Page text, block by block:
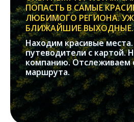
ПОПАСТЬ В САМЫЕ
ЛЮБИМОГО РЕГИОНА.
БЛИЖАЙШИЕ ВЫХОДНЫЕ.
Находим красивые
путеводители с картой.
компанию. Отслеживаем
маршрута.